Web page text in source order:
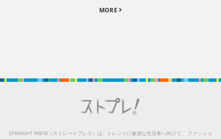
MORE
STRAIGHT PRESS（ストレートプレス）は、トレンドに敏感な生活者へ向けて、 ファッショ